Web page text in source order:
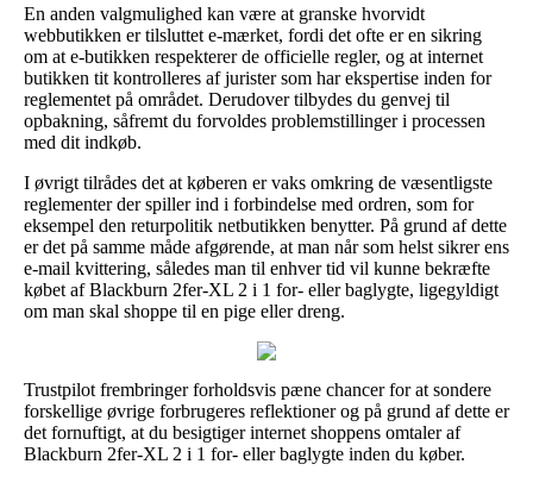
En anden valgmulighed kan være at granske hvorvidt
webbutikken er tilsluttet e-mærket, fordi det ofte er en sikring
om at e-butikken respekterer de officielle regler, og at internet
butikken tit kontrolleres af jurister som har ekspertise inden for
reglementet på området. Derudover tilbydes du genvej til
opbakning, såfremt du forvoldes problemstillinger i processen
med dit indkøb.
I øvrigt tilrådes det at køberen er vaks omkring de væsentligste
reglementer der spiller ind i forbindelse med ordren, som for
eksempel den returpolitik netbutikken benytter. På grund af dette
er det på samme måde afgørende, at man når som helst sikrer ens
e-mail kvittering, således man til enhver tid vil kunne bekræfte
købet af Blackburn 2fer-XL 2 i 1 for- eller baglygte, ligegyldigt
om man skal shoppe til en pige eller dreng.
Trustpilot frembringer forholdsvis pæne chancer for at sondere
forskellige øvrige forbrugeres reflektioner og på grund af dette er
det fornuftigt, at du besigtiger internet shoppens omtaler af
Blackburn 2fer-XL 2 i 1 for- eller baglygte inden du køber.